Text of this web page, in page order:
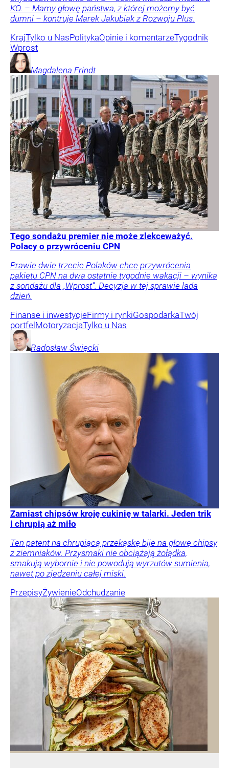
KO. – Mamy głowę państwa, z której możemy być
dumni – kontruje Marek Jakubiak z Rozwoju Plus.
KrajTylko u NasPolitykaOpinie i komentarzeTygodnik
Wprost
Magdalena Frindt
Tego sondażu premier nie może zlekceważyć.
Polacy o przywróceniu CPN
Prawie dwie trzecie Polaków chce przywrócenia
pakietu CPN na dwa ostatnie tygodnie wakacji – wynika
z sondażu dla „Wprost”. Decyzja w tej sprawie lada
dzień.
Finanse i inwestycjeFirmy i rynkiGospodarkaTwój
portfel MotoryzacjaTylko u Nas
Radosław Święcki
Zamiast chipsów kroję cukinię w talarki. Jeden trik
i chrupią aż miło
Ten patent na chrupiącą przekąskę bije na głowę chipsy
z ziemniaków. Przysmaki nie obciążają żołądka,
smakują wybornie i nie powodują wyrzutów sumienia,
nawet po zjedzeniu całej miski.
PrzepisyŻywienieOdchudzanie